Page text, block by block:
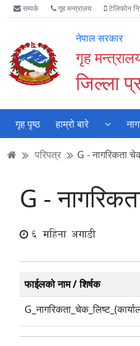
Accessibility
Mode
गर्नुहोस्
मुख्य
सामाग्री
मुख्य
नेभिगेसन
वेबसाइट
खोजमा
सम्पर्क गृह मन्त्रालय टेलिफोन
नेपाल सरकार
गृह
जिल्ला
गृह पृष्ठ हाम्रो बारे
परिपत्र G - नागरिकता
G -
6 महिना अगाडी
फाईलको नाम / शिर्षक